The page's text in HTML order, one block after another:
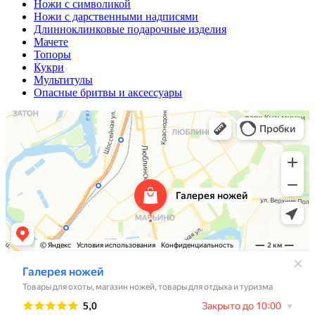
Ножи с символикой
Ножи с дарственными надписями
Длинноклинковые подарочные изделия
Мачете
Топоры
Кукри
Мультитулы
Опасные бритвы и аксессуары